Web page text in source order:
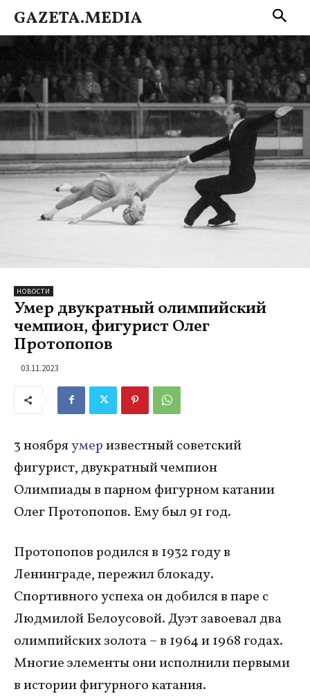
GAZETA.MEDIA
НОВОСТИ
Умер двукратный олимпийский
чемпион, фигурист Олег
Протопопов
03.11.2023
3 ноябряумеризвестный советский
фигурист, двукратный чемпион
Олимпиады в парном фигурном катании
Олег Протопопов. Ему был 91 год.
Протопопов родился в 1932 году в
Ленинграде, пережил блокаду.
Спортивного успеха он добился в паре с
Людмилой Белоусовой. Дуэт завоевал два
олимпийских золота – в 1964 и 1968 годах.
Многие элементы они исполнили первыми
в истории фигурного катания.